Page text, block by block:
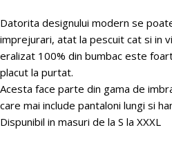
Datorita designului modern se
imprejurari, atat la pescuit cat si in
eralizat 100% din bumbac este
placut la purtat.
Acesta face parte din gama de
care mai include pantaloni lungi si
Dispunibil in masuri de la S la XXXL